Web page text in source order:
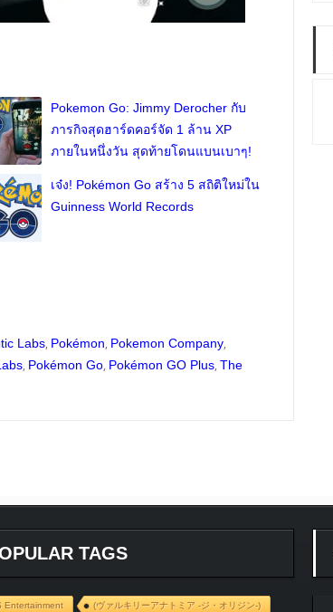
Pokemon Go: Jimmy Derocher กับ
ภารกิจสุดฮาร์ดคอร์จัด 1 ล้าน XP
ภายในหนึ่งวัน สุดท้ายโดนแบนเบาๆ!
เจ๋ง! Pokémon Go สร้าง 5 สถิติใหม่ใน
Guinness World Records
Labs, Pokémon, Pokemon Company,
, Pokémon Go, Pokémon GO Plus, The
TAGS
Entertainment (ヴァルキリーアナトミア ‐ジ・オリジン‐)